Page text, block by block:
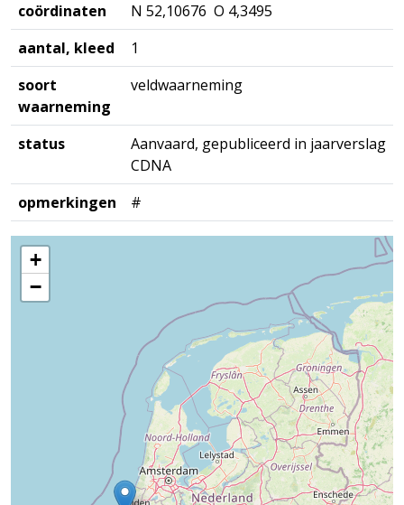
coördinaten
N 52,10676 O 4,3495
aantal, kleed
1
soort
waarneming
veldwaarneming
status
Aanvaard, gepubliceerd in jaarverslag
CDNA
opmerkingen
#
+
−